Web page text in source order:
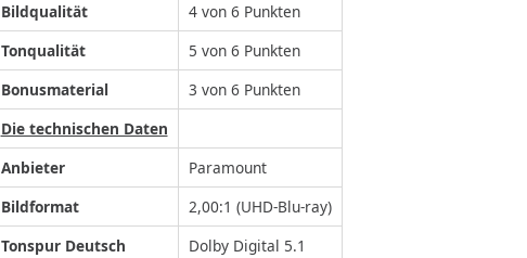
Bildqualität
4 von 6 Punkten
Tonqualität
5 von 6 Punkten
Bonusmaterial
3 von 6 Punkten
Die technischen Daten
Anbieter
Paramount
Bildformat
2,00:1 (UHD-Blu-ray)
Tonspur Deutsch
Dolby Digital 5.1